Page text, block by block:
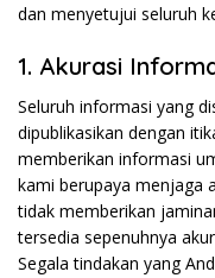
dan menyetujui seluruh
1. Akurasi
Seluruh informasi yang
dipublikasikan dengan
memberikan informasi
kami berupaya menjaga
tidak memberikan
tersedia sepenuhnya
Segala tindakan yang